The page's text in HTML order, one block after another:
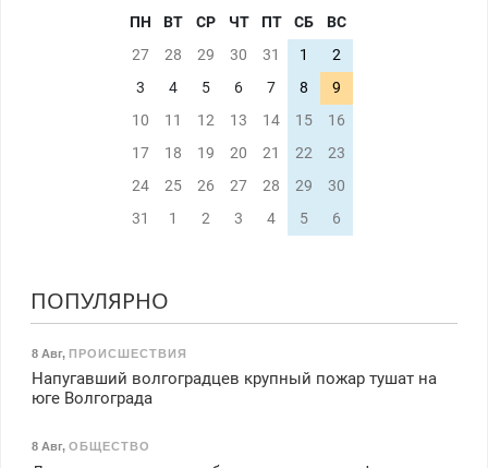
ПН
ВТ СР ЧТ ПТ СБ
ВС
27
28 29 30 31 1
2
3
4 5 6 7 8
9
10
11 12 13 14 15
16
17
18 19 20 21 22
23
24
25 26 27 28 29
30
31
1 2 3 4 5 6
ПОПУЛЯРНО
8 Авг, ПРОИСШЕСТВИЯ
Напугавший волгоградцев крупный пожар тушат на
юге Волгограда
8 Авг, ОБЩЕСТВО